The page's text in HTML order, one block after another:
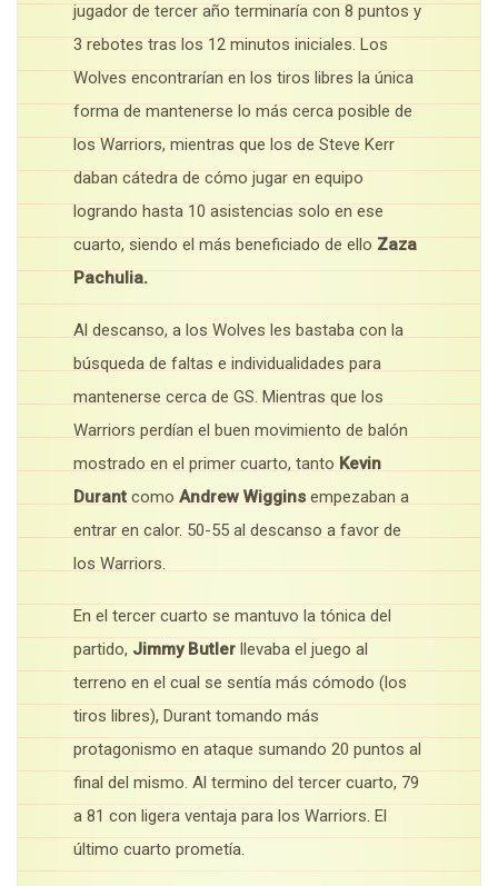
jugador de tercer año terminaría con 8 puntos y
3 rebotes tras los 12 minutos iniciales. Los
Wolves encontrarían en los tiros libres la única
forma de mantenerse lo más cerca posible de
los Warriors, mientras que los de Steve Kerr
daban cátedra de cómo jugar en equipo
logrando hasta 10 asistencias solo en ese
cuarto, siendo el más beneficiado de ello Zaza
Pachulia.
Al descanso, a los Wolves les bastaba con la
búsqueda de faltas e individualidades para
mantenerse cerca de GS. Mientras que los
Warriors perdían el buen movimiento de balón
mostrado en el primer cuarto, tanto Kevin
Durant como Andrew Wiggins empezaban a
entrar en calor. 50-55 al descanso a favor de
los Warriors.
En el tercer cuarto se mantuvo la tónica del
partido, Jimmy Butler llevaba el juego al
terreno en el cual se sentía más cómodo (los
tiros libres), Durant tomando más
protagonismo en ataque sumando 20 puntos al
final del mismo. Al termino del tercer cuarto, 79
a 81 con ligera ventaja para los Warriors. El
último cuarto prometía.